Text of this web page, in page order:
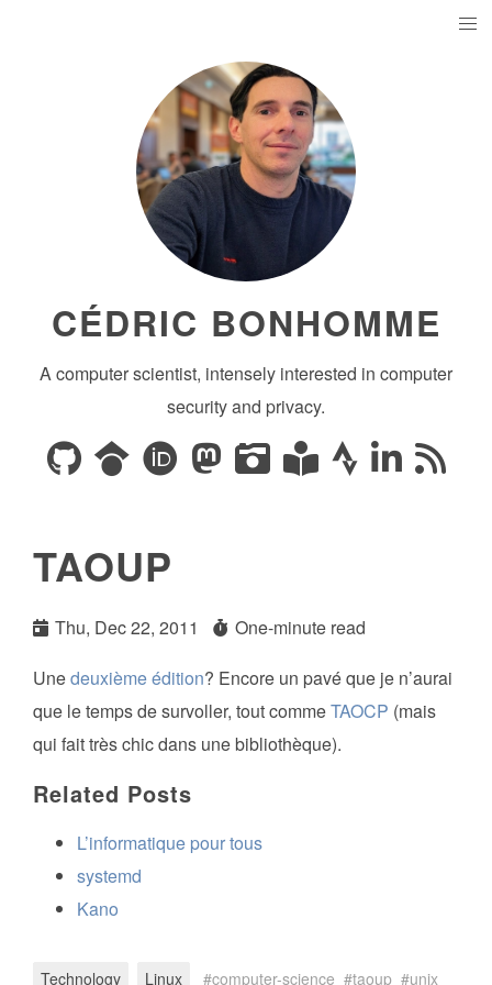
CÉDRIC BONHOMME
A computer scientist, intensely interested in computer
security and privacy.
TAOUP
Thu, Dec 22, 2011
One-minute read
Unedeuxième édition? Encore un pavé que je n’aurai
que le temps de survoller, tout commeTAOCP (mais
qui fait très chic dans une bibliothèque).
Related Posts
L’informatique pour tous
systemd
Kano
Technology Linux computer-science taoup unix